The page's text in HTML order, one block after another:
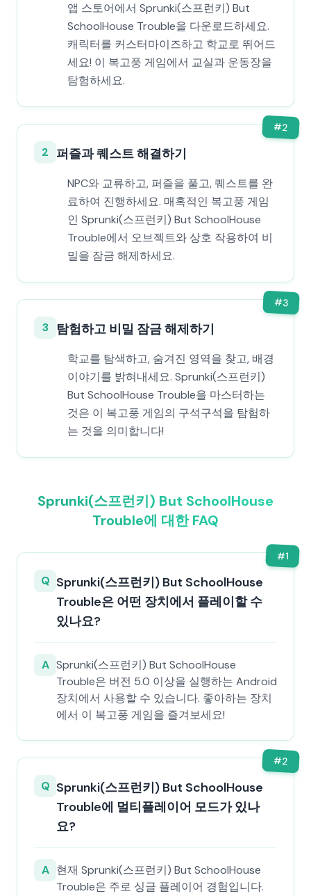
앱 스토어에서 Sprunki(스프런키) But
SchoolHouse Trouble을 다운로드하세요.
캐릭터를 커스터마이즈하고 학교로 뛰어드
세요! 이 복고풍 게임에서 교실과 운동장을
탐험하세요.
#2
2 퍼즐과 퀘스트 해결하기
NPC와 교류하고, 퍼즐을 풀고, 퀘스트를 완
료하여 진행하세요. 매혹적인 복고풍 게임
인 Sprunki(스프런키) But SchoolHouse
Trouble에서 오브젝트와 상호 작용하여 비
밀을 잠금 해제하세요.
#3
3 탐험하고 비밀 잠금 해제하기
학교를 탐색하고, 숨겨진 영역을 찾고, 배경
이야기를 밝혀내세요. Sprunki(스프런키)
But SchoolHouse Trouble을 마스터하는
것은 이 복고풍 게임의 구석구석을 탐험하
는 것을 의미합니다!
Sprunki(스프런키) But SchoolHouse
Trouble에 대한 FAQ
#1
Q Sprunki(스프런키) But SchoolHouse
Trouble은 어떤 장치에서 플레이할 수
있나요?
A Sprunki(스프런키) But SchoolHouse
Trouble은 버전 5.0 이상을 실행하는 Android
장치에서 사용할 수 있습니다. 좋아하는 장치
에서 이 복고풍 게임을 즐겨보세요!
#2
Q Sprunki(스프런키) But SchoolHouse
Trouble에 멀티플레이어 모드가 있나
요?
A 현재 Sprunki(스프런키) But SchoolHouse
Trouble은 주로 싱글 플레이어 경험입니다.